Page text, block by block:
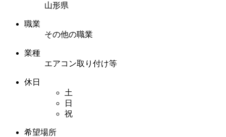
山形県
職業
その他の職業
業種
エアコン取り付け等
休日
土
日
祝
希望場所